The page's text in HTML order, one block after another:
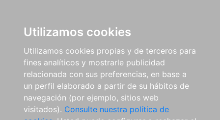
Utilizamos cookies
Utilizamos cookies propias y de terceros para
fines analíticos y mostrarle publicidad
relacionada con sus preferencias, en base a
un perfil elaborado a partir de su hábitos de
navegación (por ejemplo, sitios web
visitados). Consulte nuestra política de